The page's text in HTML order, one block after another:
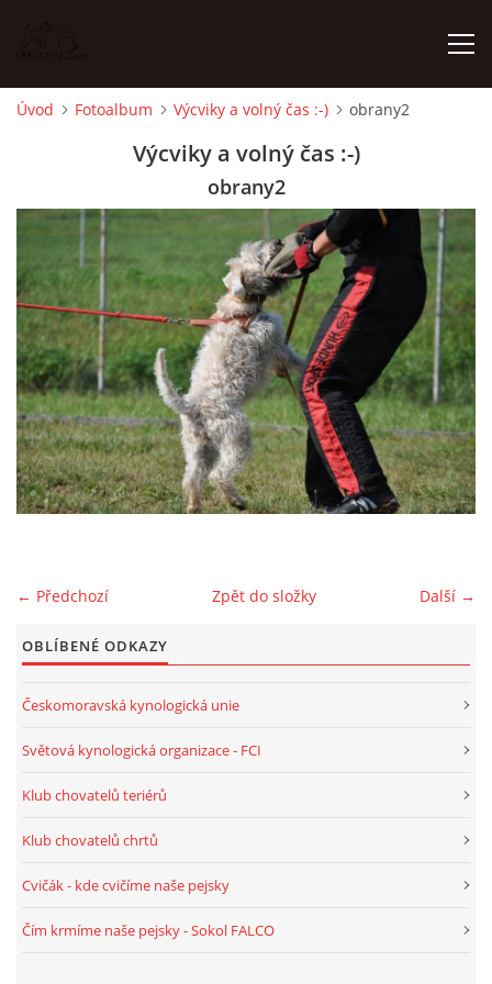
ŠTĚŇATA 2025 WHEATEN
ŠTĚŇATA 2025 WHIPPET
NĚCO MÁLO O MNĚ
WHEATEN - VŠE O NĚM
SPORT / VÝSTAVY / CANISTERAPIE
NAŠE FENY ♀
VRHY WHEATEN
CHCETE OD NÁŠ ŠTĚŇÁTKO?
Úvod Fotoalbum Výcviky a volný čas :-) obrany2
Výcviky a volný čas :-)
obrany2
← Předchozí Další →
Zpět do složky
OBLÍBENÉ ODKAZY
Českomoravská kynologická unie
Světová kynologická organizace - FCI
Klub chovatelů teriérů
Klub chovatelů chrtů
Cvičák - kde cvičíme naše pejsky
Čím krmíme naše pejsky - Sokol FALCO